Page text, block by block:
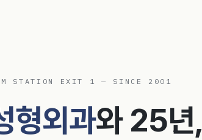
STATION EXIT 1 — SINCE 2001
형외과와 25년,